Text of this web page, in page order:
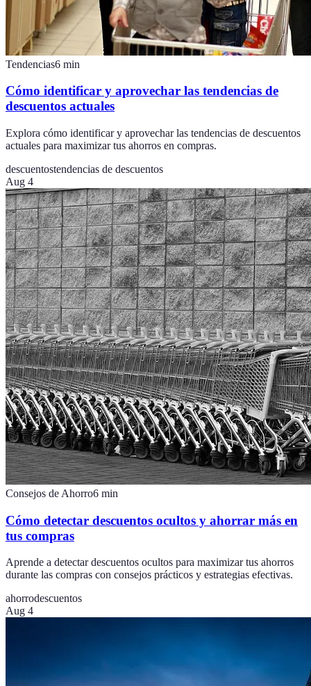
Tendencias6 min
Cómo identificar y aprovechar las tendencias de
descuentos actuales
Explora cómo identificar y aprovechar las tendencias de descuentos
actuales para maximizar tus ahorros en compras.
descuentostendencias de descuentos
Aug 4
Consejos de Ahorro6 min
Cómo detectar descuentos ocultos y ahorrar más en
tus compras
Aprende a detectar descuentos ocultos para maximizar tus ahorros
durante las compras con consejos prácticos y estrategias efectivas.
ahorrodescuentos
Aug 4